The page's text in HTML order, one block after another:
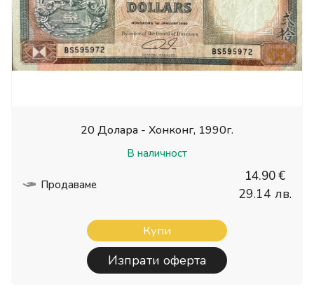
20 Долара - Хонконг, 1990г.
В наличност
Продаваме
14.90 €
29.14 лв.
Купи
Изпрати оферта